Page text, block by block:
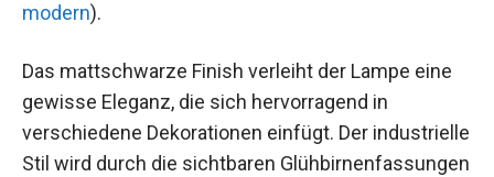
modern).
Das mattschwarze Finish verleiht der Lampe eine
gewisse Eleganz, die sich hervorragend in
verschiedene Dekorationen einfügt. Der industrielle
Stil wird durch die sichtbaren Glühbirnenfassungen